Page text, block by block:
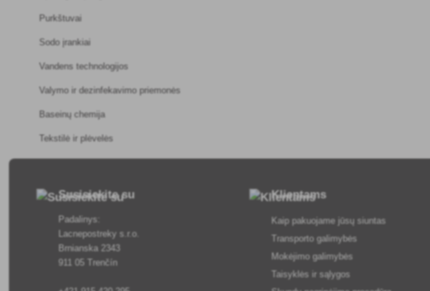
Purkštuvai
Sodo įrankiai
Vandens technologijos
Valymo ir dezinfekavimo priemonės
Baseinų chemija
Tekstilė ir plėvelės
Susisiekite su
Padalinys:
Lacnepostreky s.r.o.
Brnianska 2343
911 05 Trenčín
Klientams
Kaip pakuojame jūsų siuntas
Transporto galimybės
Mokėjimo galimybės
Taisyklės ir sąlygos